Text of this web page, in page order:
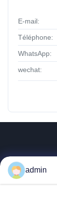
E-mail:
Téléphone:
WhatsApp:
wechat:
admin